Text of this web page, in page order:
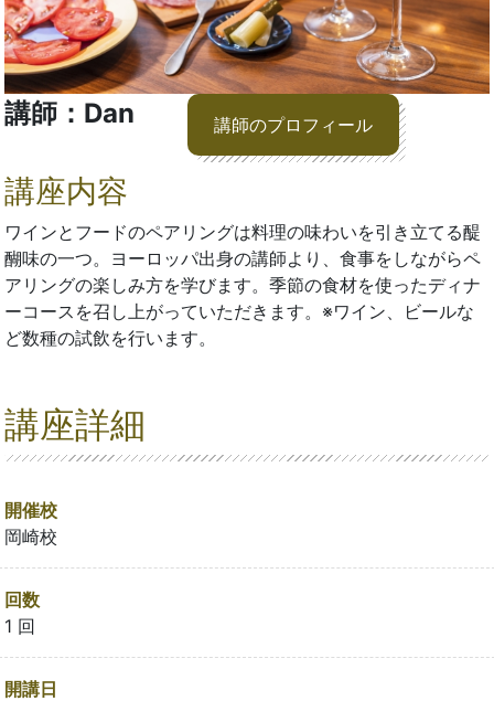
講師：Dan 講師のプロフィール
講座内容
ワインとフードのペアリングは料理の味わいを引き立てる醍
醐味の一つ。ヨーロッパ出身の講師より、食事をしながらペ
アリングの楽しみ方を学びます。季節の食材を使ったディナ
ーコースを召し上がっていただきます。※ワイン、ビールな
ど数種の試飲を行います。
講座詳細
開催校
岡崎校
回数
1 回
開講日